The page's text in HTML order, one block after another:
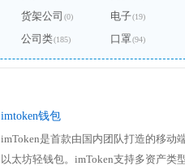
货架公司 (0) 电子(19)
公司类(185) 口罩(94)
imtoken钱包
imToken是首款由国内团队打造的移动
以太坊轻钱包。imToken支持多资产类